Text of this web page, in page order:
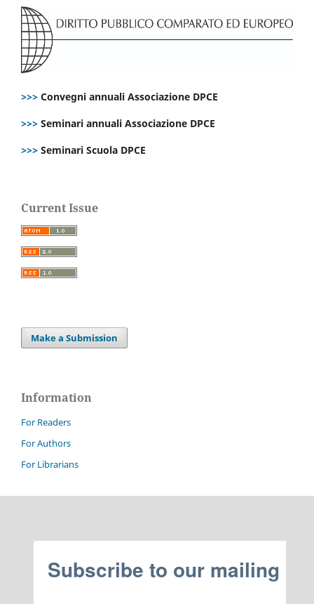
>>> Convegni annuali Associazione DPCE
>>> Seminari annuali Associazione DPCE
>>> Seminari Scuola DPCE
Current Issue
Make a Submission
Information
For Readers
For Authors
For Librarians